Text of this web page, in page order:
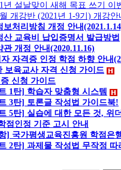
설날맞이 새해 목표 쓰기 이
개강반 (2021년 1-9기) 개강안
처리방침 개정 안내
산 교육비 납입증명서 발급방법
개정 안내(2020.11.16)
자격증 인정 학점 하향 안내
보육교사 자격 신청 가이드
신청 가이드
1탄] 학습자 맞춤형 시스템
3탄] 토론글 작성법 가이드북!
5탄] 실습에 대한 모든 것, 위
점인정 기준 고시 안내
] 국가평생교육진흥원 학점은
2탄] 과제물 작성법 무작정 따